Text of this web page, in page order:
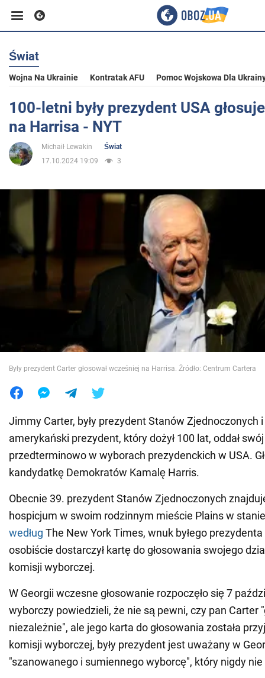
Biznes
Sport
Rozrywka
Społeczeństwo
Wojna na Ukrainie
Jedzenie
Świat
Wojna Na Ukrainie Kontratak AFU Pomoc Wojskowa Dla
100-letni były prezydent USA
na Harrisa - NYT
Michaił Lewakin
Świat
17.10.2024 19:09
3
Były prezydent Carter głosował wcześniej na Harrisa. Źródło: Centrum Cartera
Jimmy Carter, były prezydent Stanów Zjednoczonych
amerykański prezydent, który dożył 100 lat, oddał swój
przedterminowo w wyborach prezydenckich w USA.
kandydatkę Demokratów Kamalę Harris.
Obecnie 39. prezydent Stanów Zjednoczonych
hospicjum w swoim rodzinnym mieście Plains w
według The New York Times, wnuk byłego
osobiście dostarczył kartę do głosowania swojego
komisji wyborczej.
W Georgii wczesne głosowanie rozpoczęło się 7
wyborczy powiedzieli, że nie są pewni, czy pan Carter
niezależnie", ale jego karta do głosowania została
komisji wyborczej, były prezydent jest uważany w
"szanowanego i sumiennego wyborcę", który nigdy nie